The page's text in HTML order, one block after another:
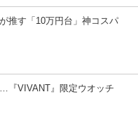
推す「10万円台」神コスパ
『VIVANT』限定ウオッチ